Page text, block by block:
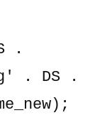
.
. DS .